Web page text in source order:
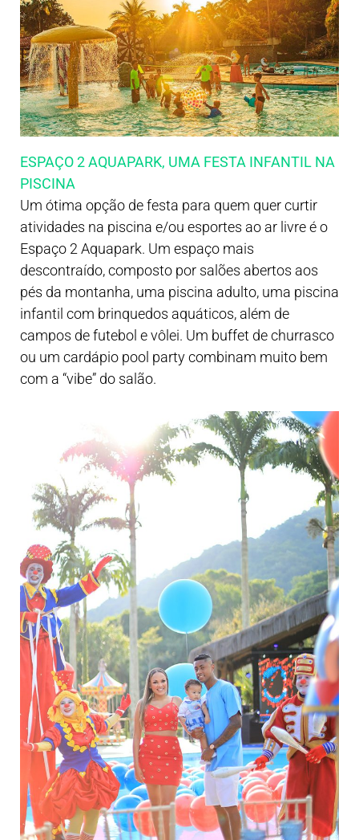
ESPAÇO 2 AQUAPARK, UMA FESTA INFANTIL NA
PISCINA
Um ótima opção de festa para quem quer curtir
atividades na piscina e/ou esportes ao ar livre é o
Espaço 2 Aquapark. Um espaço mais
descontraído, composto por salões abertos aos
pés da montanha, uma piscina adulto, uma piscina
infantil com brinquedos aquáticos, além de
campos de futebol e vôlei. Um buffet de churrasco
ou um cardápio pool party combinam muito bem
com a “vibe” do salão.